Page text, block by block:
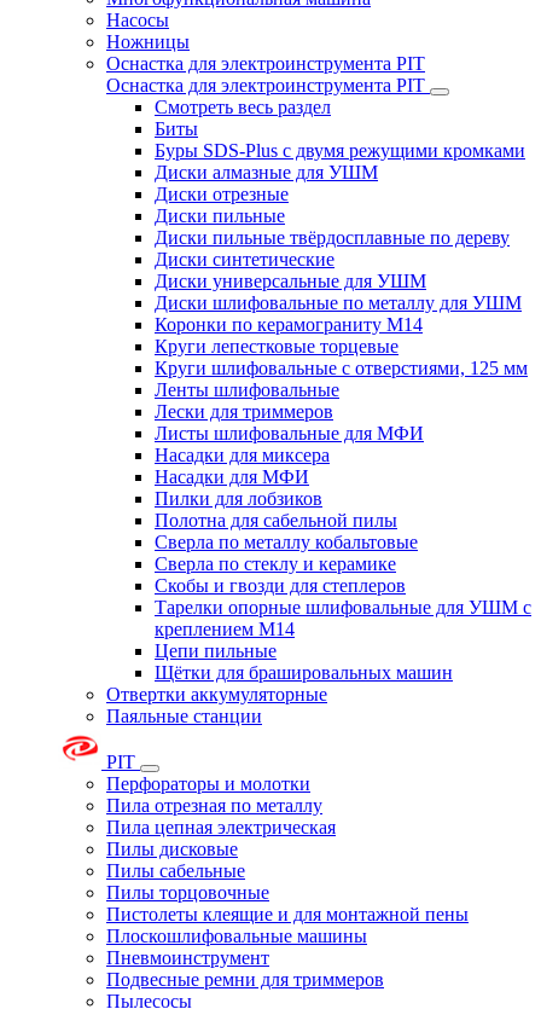
Насосы
Ножницы
Оснастка для электроинструмента PIT
Оснастка для электроинструмента PIT
Смотреть весь раздел
Биты
Буры SDS-Plus c двумя режущими кромками
Диски алмазные для УШМ
Диски отрезные
Диски пильные
Диски пильные твёрдосплавные по дереву
Диски синтетические
Диски универсальные для УШМ
Диски шлифовальные по металлу для УШМ
Коронки по керамограниту M14
Круги лепестковые торцевые
Круги шлифовальные с отверстиями, 125 мм
Ленты шлифовальные
Лески для триммеров
Листы шлифовальные для МФИ
Насадки для миксера
Насадки для МФИ
Пилки для лобзиков
Полотна для сабельной пилы
Сверла по металлу кобальтовые
Сверла по стеклу и керамике
Скобы и гвозди для степлеров
Тарелки опорные шлифовальные для УШМ с
креплением М14
Цепи пильные
Щётки для брашировальных машин
Отвертки аккумуляторные
Паяльные станции
PIT
Перфораторы и молотки
Пила отрезная по металлу
Пила цепная электрическая
Пилы дисковые
Пилы сабельные
Пилы торцовочные
Пистолеты клеящие и для монтажной пены
Плоскошлифовальные машины
Пневмоинструмент
Подвесные ремни для триммеров
Пылесосы